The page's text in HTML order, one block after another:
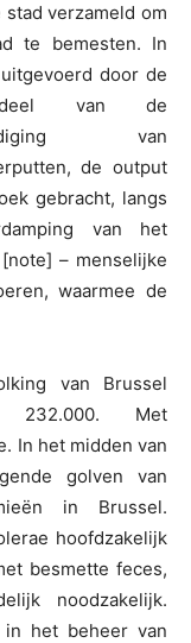
verzameld om
te bemesten. In
door de
van de
van
de output
gebracht, langs
van het
– menselijke
waarmee de
van Brussel
Met
In het midden van
golven van
in Brussel.
hoofdzakelijk
besmette feces,
noodzakelijk.
het beheer van